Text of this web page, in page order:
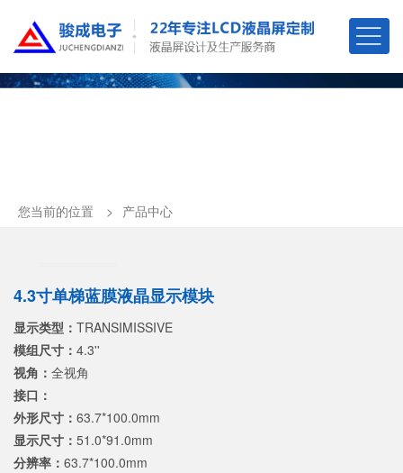
您当前的位置 产品中心
4.3寸单梯蓝膜液晶显示模块
显示类型： TRANSIMISSIVE
模组尺寸： 4.3''
视角： 全视角
接口：
外形尺寸： 63.7*100.0mm
显示尺寸： 51.0*91.0mm
分辨率： 63.7*100.0mm